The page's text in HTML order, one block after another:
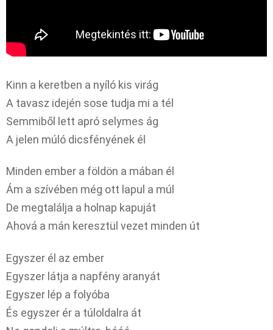
Kinn a keretben a nyíló kis virág
A tavasz idején sose tudja mi a tél
Semmiből lett apró selymes ág
A jelen múló dicsfényének él
Minden ember a földön a mában él
Ám a szívében még ott lapul a múl
De megtalálja a holnap kapuját
Ahová a mán keresztül vezet minden út
Egyszer él az ember
Egyszer látja a napfény aranyát
Egyszer lép a folyóba
És egyszer ér a túloldalra át